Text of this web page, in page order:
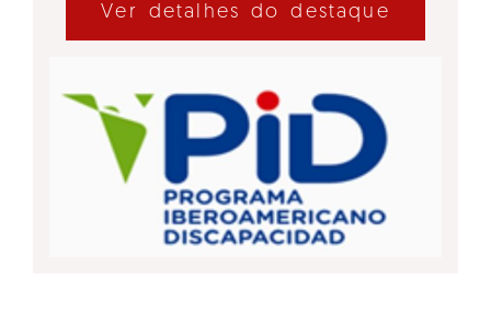
Ver detalhes do destaque